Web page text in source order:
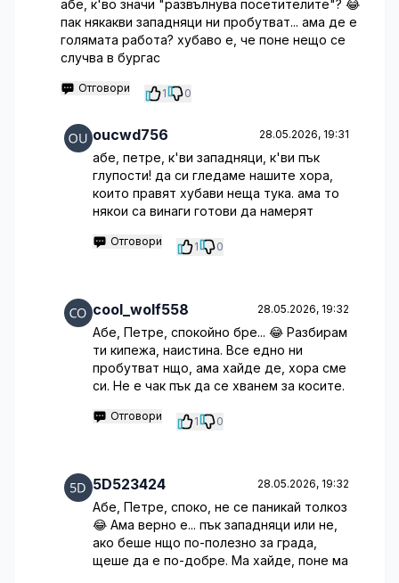
абе, к'во значи "развълнува посетителите"? 😂
пак някакви западняци ни пробутват... ама де е
голямата работа? хубаво е, че поне нещо се
случва в бургас
Отговори 1 0
oucwd756 28.05.2026, 19:31
абе, петре, к'ви западняци, к'ви пък
глупости! да си гледаме нашите хора,
които правят хубави неща тука. ама то
някои са винаги готови да намерят
Отговори 1 0
cool_wolf558 28.05.2026, 19:32
Абе, Петре, спокойно бре... 😂 Разбирам
ти кипежа, наистина. Все едно ни
пробутват нщо, ама хайде де, хора сме
си. Не е чак пък да се хванем за косите.
Отговори 1 0
5D523424 28.05.2026, 19:32
Абе, Петре, споко, не се паникай толкоз
😂 Ама верно е... пък западняци или не,
ако беше нщо по-полезно за града,
щеше да е по-добре. Ма хайде, поне ма